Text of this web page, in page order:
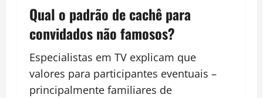
Qual o padrão de cachê para
convidados não famosos?
Especialistas em TV explicam que
valores para participantes eventuais –
principalmente familiares de